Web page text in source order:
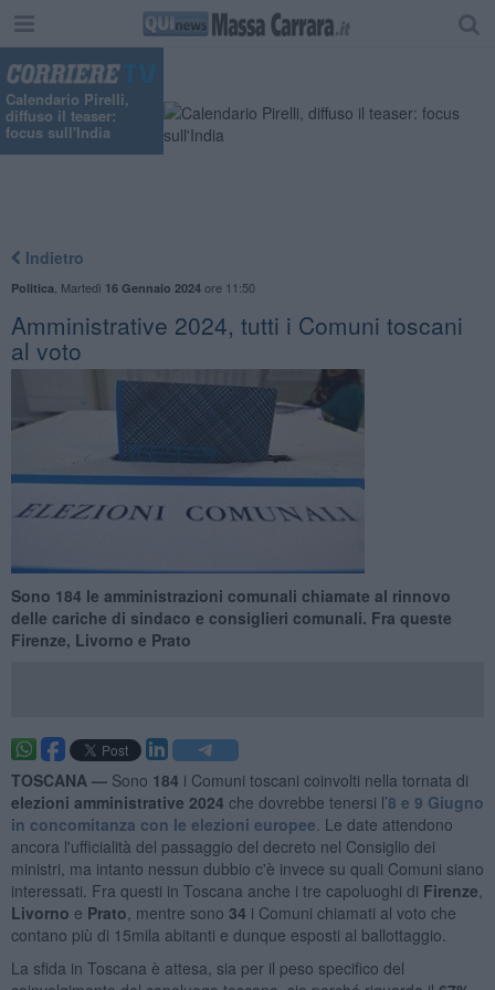
Calendario Pirelli,
diffuso il teaser:
focus sull'India
Indietro
Politica Martedì 16 Gennaio 2024ore 11:50
Amministrative 2024, tutti i Comuni toscani
al voto
Sono 184 le amministrazioni comunali chiamate al rinnovo
delle cariche di sindaco e consiglieri comunali. Fra queste
Firenze, Livorno e Prato
TOSCANA — Sono 184 i Comuni toscani coinvolti nella tornata di
elezioni amministrative 2024 che dovrebbe tenersi l’8 e 9 Giugno
in concomitanza con le elezioni europee . Le date attendono
ancora l'ufficialità del passaggio del decreto nel Consiglio dei
ministri, ma intanto nessun dubbio c'è invece su quali Comuni siano
interessati. Fra questi in Toscana anche i tre capoluoghi di Firenze
Livorno e Prato , mentre sono 34 i Comuni chiamati al voto che
contano più di 15mila abitanti e dunque esposti al ballottaggio.
La sfida in Toscana è attesa, sia per il peso specifico del